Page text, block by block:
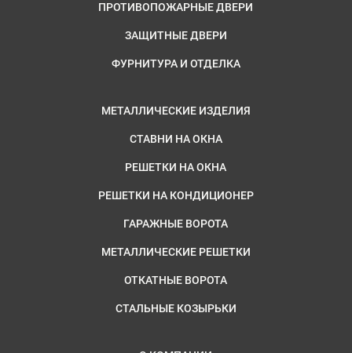
ПРОТИВОПОЖАРНЫЕ ДВЕРИ
ЗАЩИТНЫЕ ДВЕРИ
ФУРНИТУРА И ОТДЕЛКА
МЕТАЛЛИЧЕСКИЕ ИЗДЕЛИЯ
СТАВНИ НА ОКНА
РЕШЕТКИ НА ОКНА
РЕШЕТКИ НА КОНДИЦИОНЕР
ГАРАЖНЫЕ ВОРОТА
МЕТАЛЛИЧЕСКИЕ РЕШЕТКИ
ОТКАТНЫЕ ВОРОТА
СТАЛЬНЫЕ КОЗЫРЬКИ